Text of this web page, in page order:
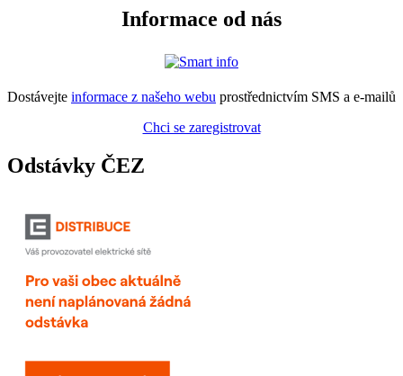
Informace od nás
Dostávejte informace z našeho webu prostřednictvím SMS a e-mailů
Chci se zaregistrovat
Odstávky ČEZ